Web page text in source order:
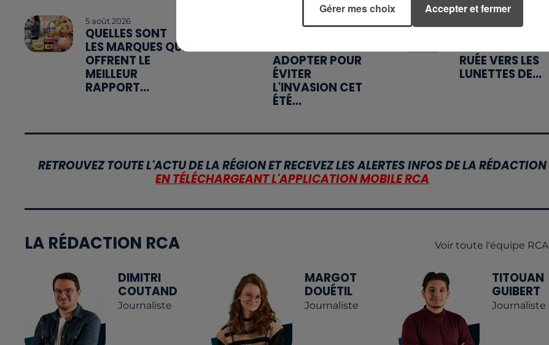
5 août 2026
QUELLES SONT
LES MARQUES QUI
OFFRENT LE
MEILLEUR
RAPPORT...
ADOPTER POUR
ÉVITER
L'INVASION CET
ÉTÉ...
RUÉE VERS LES
LUNETTES DE...
RETROUVEZ TOUTE L'ACTU DE LA RÉGION ET RECEVEZ LES ALERTES INFOS DE LA RÉDACTION
EN TÉLÉCHARGEANT L'APPLICATION MOBILE RCA
LA RÉDACTION RCA Voir toute l'équipe RCA
DIMITRI
COUTAND
Journaliste
MARGOT
DOUÉTIL
Journaliste
TITOUAN
GUIBERT
Journaliste
Gérer mes choix Accepter et fermer